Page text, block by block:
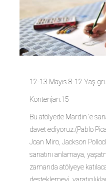
12-13 Mayıs 8-12 Yaş
Kontenjan:15
Bu atölyede Mardin ‘e
davet ediyoruz.(Pablo
Joan Miro, Jackson
sanatını anlamaya,
zamanda atölyeye